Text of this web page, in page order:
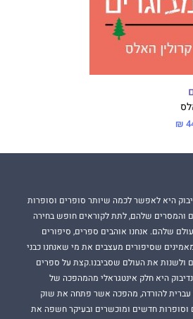
היא לאפשר לכמה שיותר סופרים וסופרות
והמסרים שלהם, לתת לקוראים חופש בחירה
שלהם. אנחנו אוהבים ספרים, סיפורים
שסיפורים מעצבים את מי שאנחנו כבני
ולשנות את העולם שסביבנו.קצת על ספרים
היא חלק אינטגראלי מהמהפכה של
עברית להורדה, מהפכה אשר פתחה את שוק
וסופרות חדשים ומוכשרים ובעיקר חשפה את